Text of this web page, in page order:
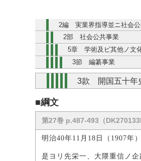
2編 実業界指導並ニ社会公
2部 社会公共事業
5章 学術及ビ其他ノ文
3節 編纂事業
3款 開国五十年
■綱文
第27巻 p.487-493（
明治40年11月18日（1907年）
是ヨリ先栄一、大隈重信ノ